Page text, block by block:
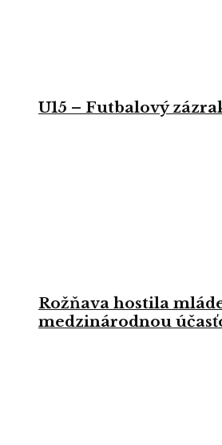
U15 – Futbalový
Rožňava hostila
medzinárodnou